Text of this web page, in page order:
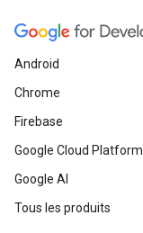
Android
Chrome
Firebase
Google Cloud Platform
Google AI
Tous les produits